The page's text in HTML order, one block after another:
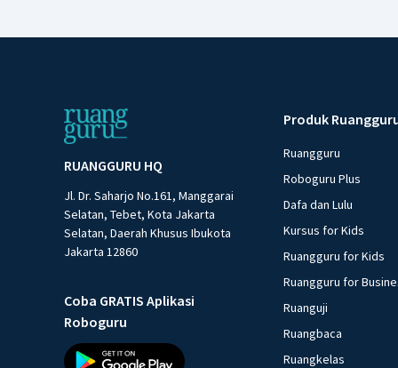
RUANGGURU HQ
Jl. Dr. Saharjo No.161, Manggarai
Selatan, Tebet, Kota Jakarta
Selatan, Daerah Khusus Ibukota
Jakarta 12860
Coba GRATIS Aplikasi
Roboguru
Produk
Ruangguru
Roboguru Plus
Dafa dan Lulu
Kursus for Kids
Ruangguru for Kids
Ruangguru for
Ruanguji
Ruangbaca
Ruangkelas